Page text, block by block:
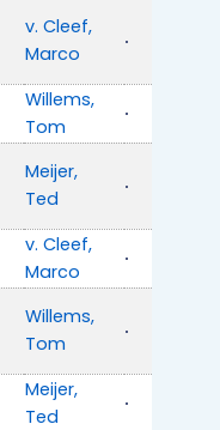
v. Cleef,
Marco
Willems,
Tom
Meijer,
Ted
v. Cleef,
Marco
Willems,
Tom
Meijer,
Ted